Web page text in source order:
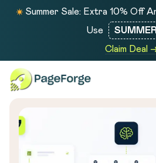
Summer Sale: Extra 10% Off
Use
Claim Deal